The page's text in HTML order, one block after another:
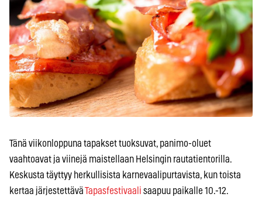
Tänä viikonloppuna tapakset tuoksuvat, panimo-oluet
vaahtoavat ja viinejä maistellaan Helsingin rautatientorilla.
Keskusta täyttyy herkullisista karnevaalipurtavista, kun toista
kertaa järjestettäväTapasfestivaali saapuu paikalle 10.-12.